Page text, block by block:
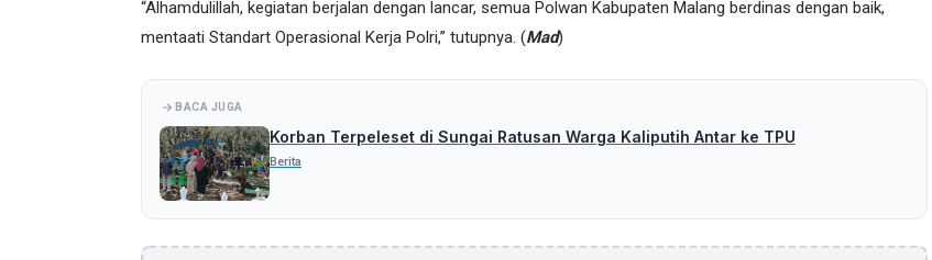
“Alhamdulillah, kegiatan berjalan dengan lancar, semua Polwan Kabupaten Malang berdinas dengan baik,
mentaati Standart Operasional Kerja Polri,” tutupnya. (Mad)
BACA JUGA
Korban Terpeleset di Sungai Ratusan Warga Kaliputih Antar ke TPU
Berita